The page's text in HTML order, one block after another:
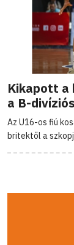
Kikapott a
a B-
Az U16-os fiú
britektől a